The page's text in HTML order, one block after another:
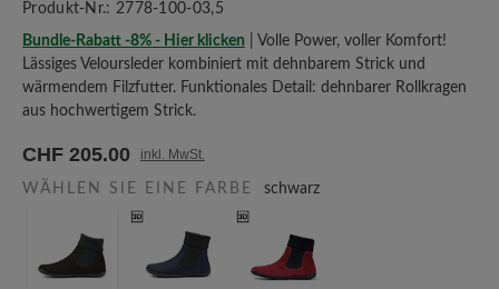
Produkt-Nr.: 2778-100-03,5
Bundle-Rabatt -8% - Hier klicken | Volle Power, voller Komfort!
Lässiges Veloursleder kombiniert mit dehnbarem Strick und
wärmendem Filzfutter. Funktionales Detail: dehnbarer Rollkragen
aus hochwertigem Strick.
CHF 205.00 inkl. MwSt.
WÄHLEN SIE EINE FARBE schwarz